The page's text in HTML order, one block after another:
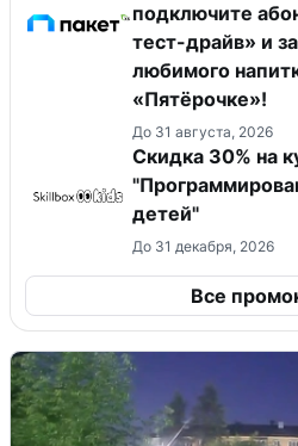
подключите
тест-драйв» и
любимого
«Пятёрочке»!
До 31 августа, 2026
Скидка 30% на
детей"
До 31 декабря, 2026
Все